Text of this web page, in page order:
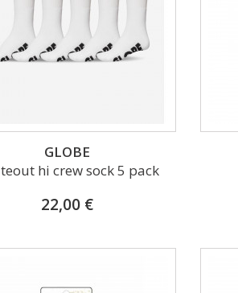
GLOBE
hi crew sock 5 pack
22,00 €